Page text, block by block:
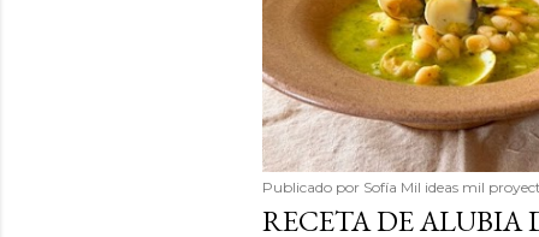
Publicado por Sofía Mil ideas mil
RECETA DE ALUBIA